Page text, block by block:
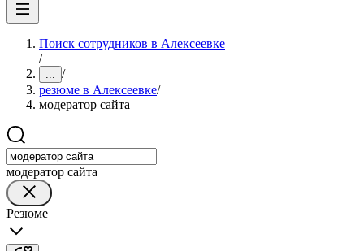
Поиск сотрудников в Алексеевке
/
... /
резюме в Алексеевке/
модератор сайта
модератор сайта
Резюме